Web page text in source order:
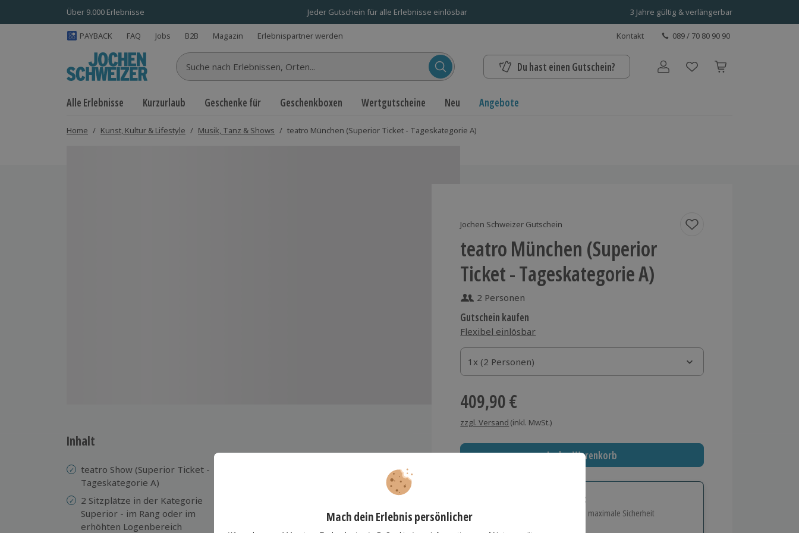
Über 9.000 Erlebnisse Jeder Gutschein für alle Erlebnisse einlösbar 3 Jahre gültig & verlängerbar
PAYBACK FAQ Jobs B2B Magazin Erlebnispartner werden Kontakt 089 / 70 80 90 90
Suche nach Erlebnissen... Du hast einen Gutschein? Benutzerkonto
Alle Erlebnisse Kurzurlaub Geschenke für Geschenkboxen Wertgutscheine Neu Angebote
Home / Kunst, Kultur & Lifestyle / Musik, Tanz & Shows / teatro München (Superior Ticket - Tageskategorie A)
Jochen Schweizer Gutschein
teatro München (Superior
Ticket - Tageskategorie A)
2 Personen
Gutschein kaufen
Flexibel einlösbar
1x (2 Personen)
1x (2 Personen)
1x (2 Personen)
409,90 €
zzgl. Versand (inkl. MwSt.)
In den Warenkorb
Immer das richtige Geschenk:
Große Auswahl, volle Flexibilität und maximale Sicherheit
Inhalt
teatro Show (Superior Ticket -
Tageskategorie A)
2 Sitzplätze in der Kategorie
Superior - im Rang oder im
erhöhten Logenbereich
Sichteinschränkung durch Zeltsäulen